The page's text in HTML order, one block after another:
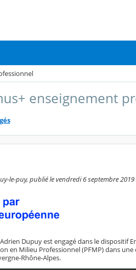
enseignement
le-puy, publié le vendredi 6 septembre
Dupuy est engagé dans le
en Milieu Professionnel (PFMP) dans
Rhône-Alpes.